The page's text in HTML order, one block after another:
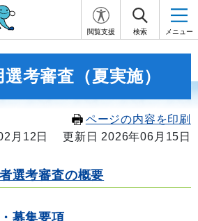
閲覧支援 検索 メニュー
考審査（夏実施）
ページの内容を印刷
月12日
更新日 2026年06月15日
選考審査の概要
募集要項